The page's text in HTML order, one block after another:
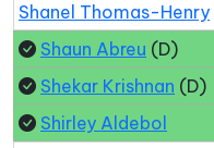
Shanel Thomas-Henry
Shaun Abreu (D)
Shekar Krishnan (D)
Shirley Aldebol